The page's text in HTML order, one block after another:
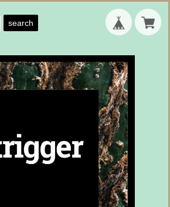
search